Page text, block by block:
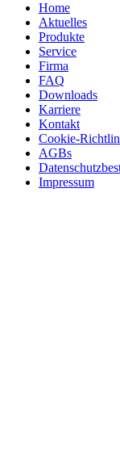
Home
Aktuelles
Produkte
Service
Firma
FAQ
Downloads
Karriere
Kontakt
Cookie-
AGBs
Impressum